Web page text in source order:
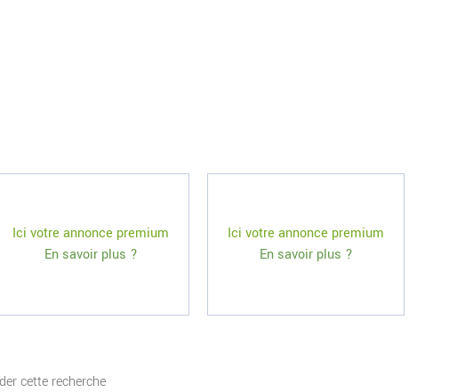
Ici votre annonce premium
En savoir plus ?
Ici votre annonce premium
En savoir plus ?
cette recherche